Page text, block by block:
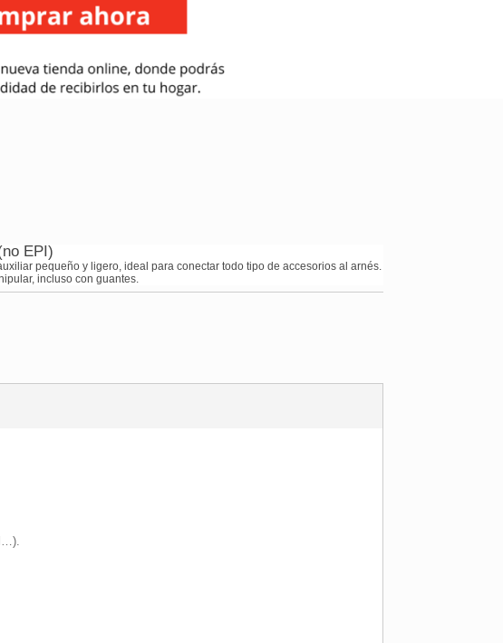
EPI)
pequeño y ligero, ideal para conectar todo tipo de accesorios al arnés.
incluso con guantes.